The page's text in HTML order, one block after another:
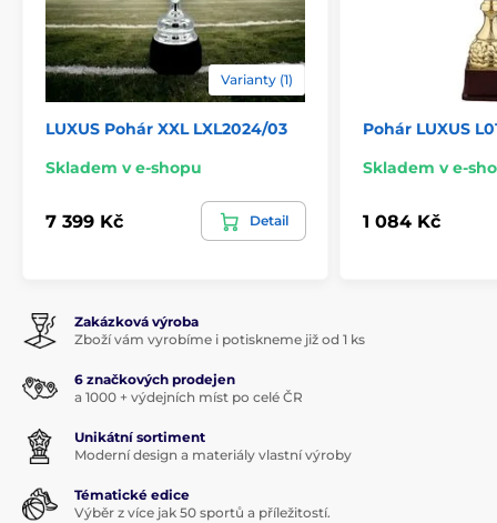
Varianty (1)
LUXUS Pohár XXL LXL2024/03
Skladem v e-shopu
7 399 Kč Detail
Pohár LUXUS
Skladem v e-
1 084 Kč
Zakázková výroba
Zboží vám vyrobíme i potiskneme již od 1 ks
6 značkových prodejen
a 1000 + výdejních míst po celé ČR
Unikátní sortiment
Moderní design a materiály vlastní výroby
Tématické edice
Výběr z více jak 50 sportů a příležitostí.